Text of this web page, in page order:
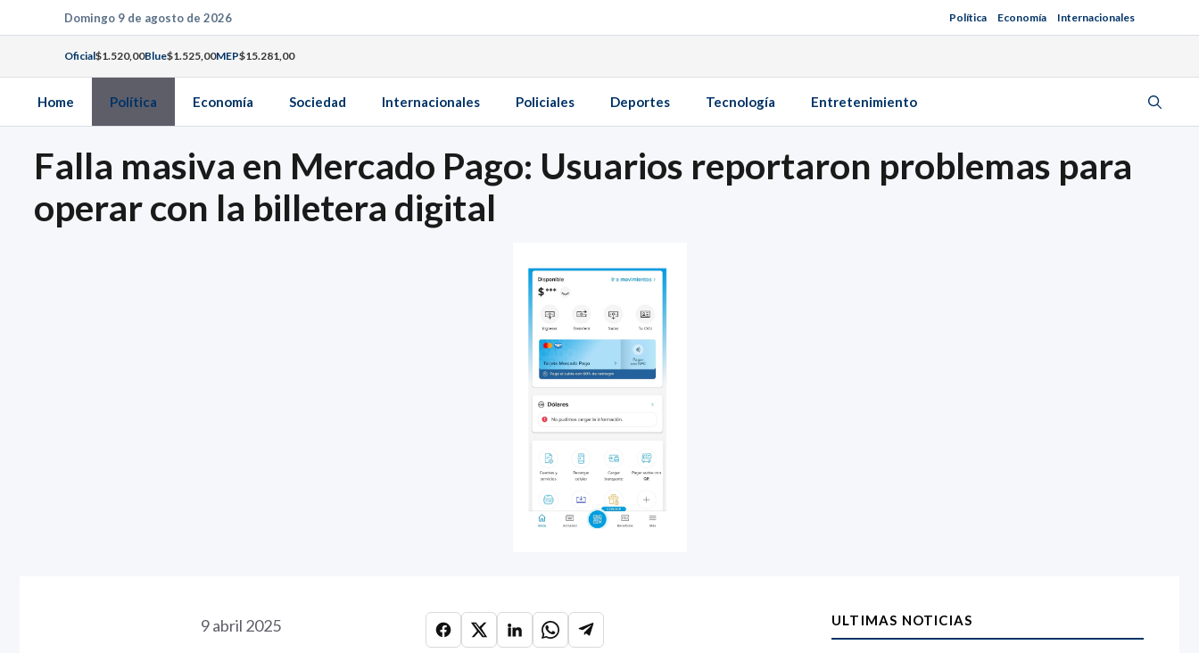
al
contenido
Domingo 9 de agosto de 2026 Política Economía Internacionales
Oficial$1.520,00Blue$1.525,00MEP$15.281,00
Home Política Economía Sociedad Internacionales Policiales Deportes Tecnología Entretenimiento
Falla masiva en Mercado Pago: Usuarios reportaron problemas para
operar con la billetera digital
9 abril 2025 ULTIMAS NOTICIAS